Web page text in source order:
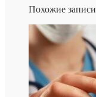
Похожие записи